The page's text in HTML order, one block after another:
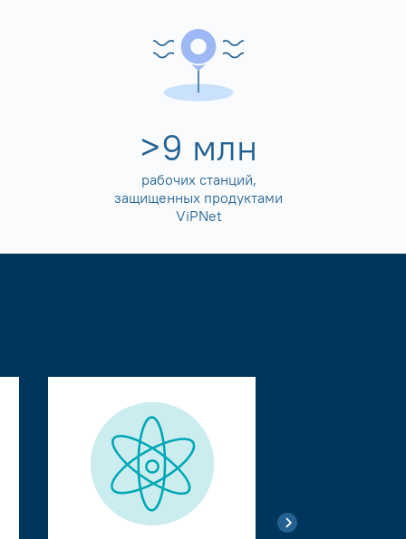
>10 млн
рабочих станций,
защищенных продуктами
ViPNet